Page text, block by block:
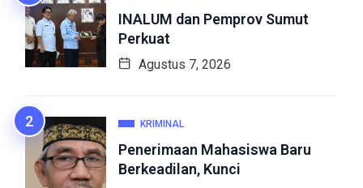
INALUM dan Pemprov Sumut
Perkuat
Agustus 7, 2026
KRIMINAL
Penerimaan Mahasiswa Baru
Berkeadilan, Kunci